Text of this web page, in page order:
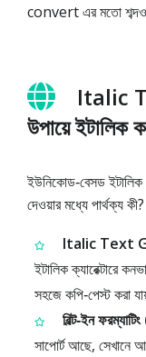
convert এর মতো শব্দও
Italic
উপায়ে ইটালিক
ইউনিকোড‑বেসড ইটালিক
দেওয়ার মধ্যে পার্থক্য কী?
Italic Text
ইটালিক ক্যারেক্টারে
সহজে কপি‑পেস্ট করা
বিল্ট‑ইন
সাপোর্ট আছে, সেখানে